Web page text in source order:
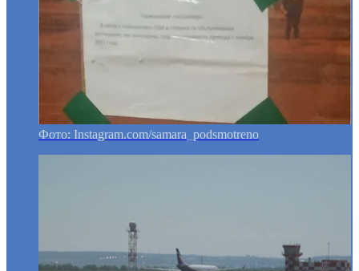
Фото: Instagram.com/samara_podsmotreno